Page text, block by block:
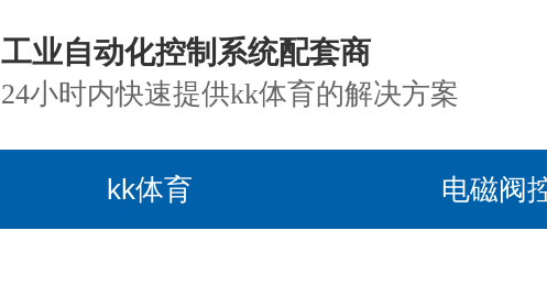
工业自动化控制系统配套商
24小时内快速提供kk体育的解决方案
kk体育 电磁阀